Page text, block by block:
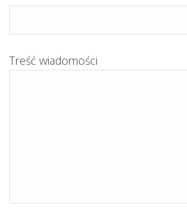
Treść wiadomości